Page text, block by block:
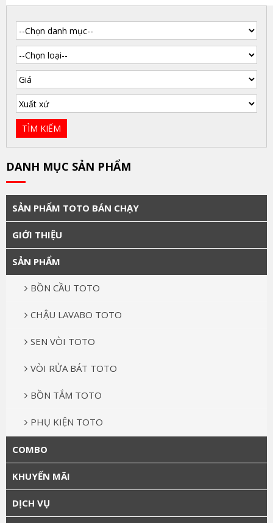
DANH MỤC SẢN PHẨM
SẢN PHẨM TOTO BÁN CHẠY
GIỚI THIỆU
SẢN PHẨM
BỒN CẦU TOTO
CHẬU LAVABO TOTO
SEN VÒI TOTO
VÒI RỬA BÁT TOTO
BỒN TẮM TOTO
PHỤ KIỆN TOTO
COMBO
KHUYẾN MÃI
DỊCH VỤ